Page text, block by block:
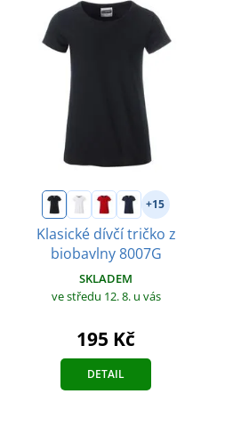
+15
Klasické dívčí tričko z
biobavlny 8007G
SKLADEM
ve středu 12. 8. u vás
195 Kč
DETAIL